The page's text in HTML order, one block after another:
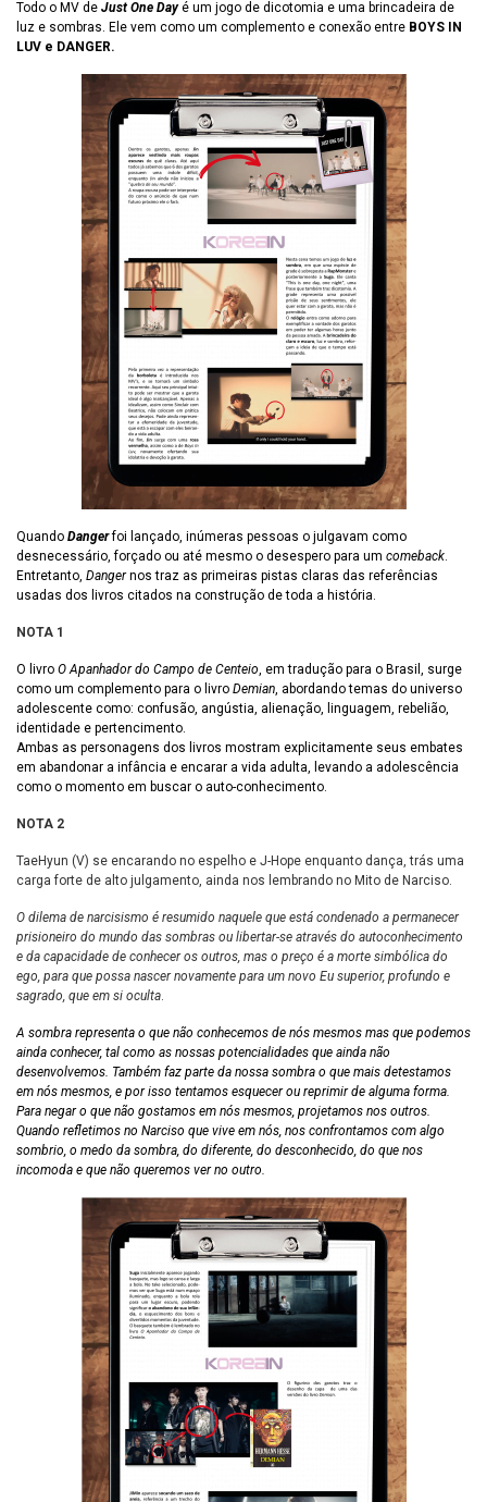
Todo o MV de Just One Dayé um jogo de dicotomia e uma brincadeira de
luz e sombras. Ele vem como um complemento e conexão entre BOYS IN
LUV e DANGER.
Quando Dangerfoi lançado, inúmeras pessoas o julgavam como
desnecessário, forçado ou até mesmo o desespero para um comeback.
Entretanto, Dangernos traz as primeiras pistas claras das referências
usadas dos livros citados na construção de toda a história.
NOTA 1
O livro O Apanhador do Campo de Centeio, em tradução para o Brasil, surge
como um complemento para o livro Demian, abordando temas do universo
adolescente como: confusão, angústia, alienação, linguagem, rebelião,
identidade e pertencimento.
Ambas as personagens dos livros mostram explicitamente seus embates
em abandonar a infância e encarar a vida adulta, levando a adolescência
como o momento em buscar o auto-conhecimento.
NOTA 2
TaeHyun (V) se encarando no espelho e J-Hope enquanto dança, trás uma
carga forte de alto julgamento, ainda nos lembrando no Mito de Narciso.
O dilema de narcisismo é resumido naquele que está condenado a permanecer
prisioneiro do mundo das sombras ou libertar-se através do autoconhecimento
e da capacidade de conhecer os outros, mas o preço é a morte simbólica do
ego, para que possa nascer novamente para um novo Eu superior, profundo e
sagrado, que em si oculta.
A sombra representa o que não conhecemos de nós mesmos mas que podemos
ainda conhecer, tal como as nossas potencialidades que ainda não
desenvolvemos. Também faz parte da nossa sombra o que mais detestamos
em nós mesmos, e por isso tentamos esquecer ou reprimir de alguma forma.
Para negar o que não gostamos em nós mesmos, projetamos nos outros.
Quando refletimos no Narciso que vive em nós, nos confrontamos com algo
sombrio, o medo da sombra, do diferente, do desconhecido, do que nos
incomoda e que não queremos ver no outro.